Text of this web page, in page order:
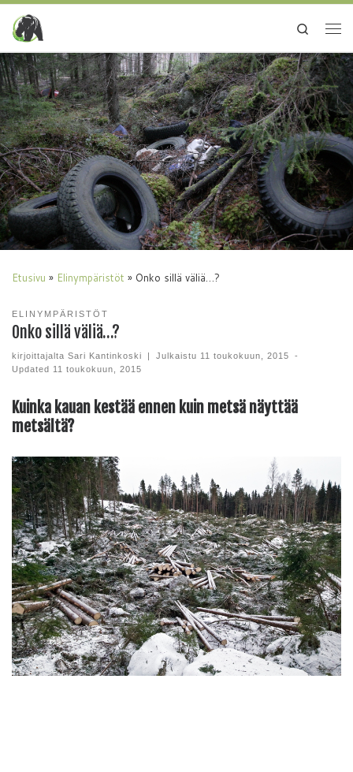
Search
Etusivu » Elinympäristöt » Onko sillä väliä…?
ELINYMPÄRISTÖT
Onko sillä väliä…?
kirjoittajalta Sari Kantinkoski | Julkaistu 11 toukokuun, 2015
-
Updated 11 toukokuun, 2015
Kuinka kauan kestää ennen kuin metsä näyttää
metsältä?